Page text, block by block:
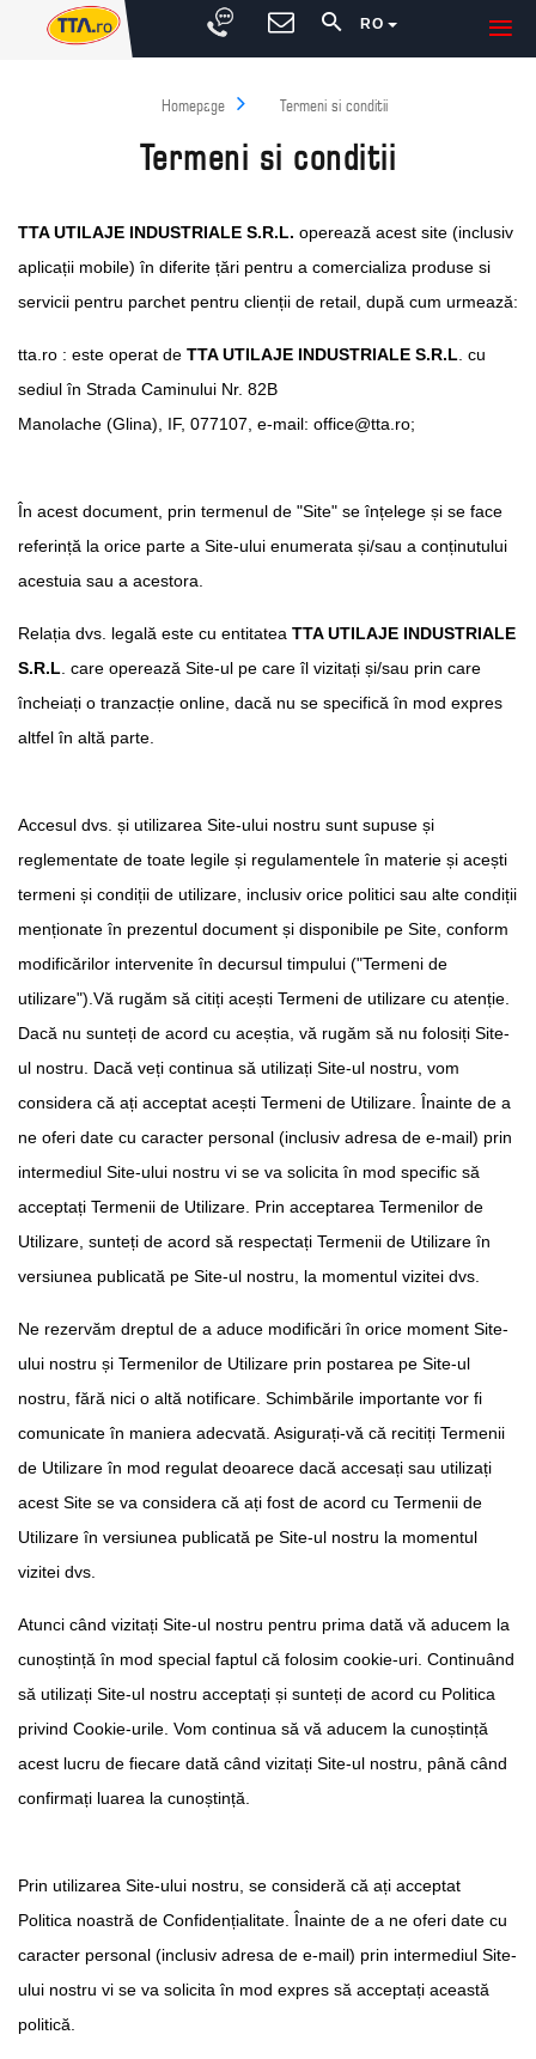
RO
Homepage Termeni si conditii
Termeni si conditii
TTA UTILAJE INDUSTRIALE S.R.L. operează acest site (inclusiv
aplicații mobile) în diferite țări pentru a comercializa produse si
servicii pentru parchet pentru clienții de retail, după cum urmează:
tta.ro : este operat de TTA UTILAJE INDUSTRIALE S.R.L . cu
sediul în Strada Caminului Nr. 82B
Manolache (Glina), IF, 077107, e-mail: office@tta.ro;
În acest document, prin termenul de "Site" se înțelege și se face
referință la orice parte a Site-ului enumerata și/sau a conținutului
acestuia sau a acestora.
Relația dvs. legală este cu entitatea TTA UTILAJE INDUSTRIALE
S.R.L . care operează Site-ul pe care îl vizitați și/sau prin care
încheiați o tranzacție online, dacă nu se specifică în mod expres
altfel în altă parte.
Accesul dvs. și utilizarea Site-ului nostru sunt supuse și
reglementate de toate legile și regulamentele în materie și acești
termeni și condiții de utilizare, inclusiv orice politici sau alte condiții
menționate în prezentul document și disponibile pe Site, conform
modificărilor intervenite în decursul timpului ("Termeni de
utilizare").Vă rugăm să citiți acești Termeni de utilizare cu atenție.
Dacă nu sunteți de acord cu aceștia, vă rugăm să nu folosiți Site-
ul nostru. Dacă veți continua să utilizați Site-ul nostru, vom
considera că ați acceptat acești Termeni de Utilizare. Înainte de a
ne oferi date cu caracter personal (inclusiv adresa de e-mail) prin
intermediul Site-ului nostru vi se va solicita în mod specific să
acceptați Termenii de Utilizare. Prin acceptarea Termenilor de
Utilizare, sunteți de acord să respectați Termenii de Utilizare în
versiunea publicată pe Site-ul nostru, la momentul vizitei dvs.
Ne rezervăm dreptul de a aduce modificări în orice moment Site-
ului nostru și Termenilor de Utilizare prin postarea pe Site-ul
nostru, fără nici o altă notificare. Schimbările importante vor fi
comunicate în maniera adecvată. Asigurați-vă că recitiți Termenii
de Utilizare în mod regulat deoarece dacă accesați sau utilizați
acest Site se va considera că ați fost de acord cu Termenii de
Utilizare în versiunea publicată pe Site-ul nostru la momentul
vizitei dvs.
Atunci când vizitați Site-ul nostru pentru prima dată vă aducem la
cunoștință în mod special faptul că folosim cookie-uri. Continuând
să utilizați Site-ul nostru acceptați și sunteți de acord cu Politica
privind Cookie-urile. Vom continua să vă aducem la cunoștință
acest lucru de fiecare dată când vizitați Site-ul nostru, până când
confirmați luarea la cunoștință.
Prin utilizarea Site-ului nostru, se consideră că ați acceptat
Politica noastră de Confidențialitate. Înainte de a ne oferi date cu
caracter personal (inclusiv adresa de e-mail) prin intermediul Site-
ului nostru vi se va solicita în mod expres să acceptați această
politică.